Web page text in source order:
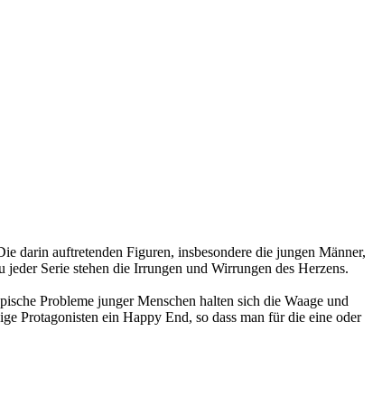
darin auftretenden Figuren, insbesondere die jungen Männer,
Serie stehen die Irrungen und Wirrungen des Herzens.
Probleme junger Menschen halten sich die Waage und
Protagonisten ein Happy End, so dass man für die eine oder